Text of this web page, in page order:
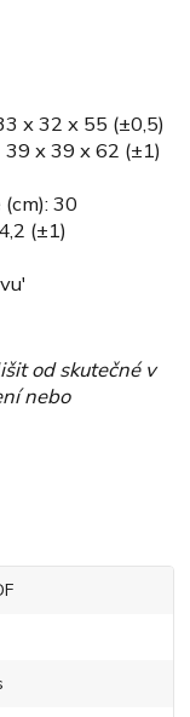
x 32 x 55 (±0,5)
x 39 x 62 (±1)
30
(±1)
od skutečné v
nebo